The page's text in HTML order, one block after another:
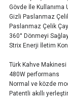
Gövde İle Kullanıma
Gizli Paslanmaz Çelik
Paslanmaz Çelik
360° Dönmeyi
Strix Enerji İletim
Türk Kahve Makinesi
480W performans
Normal ve közde
Patentli akıllı